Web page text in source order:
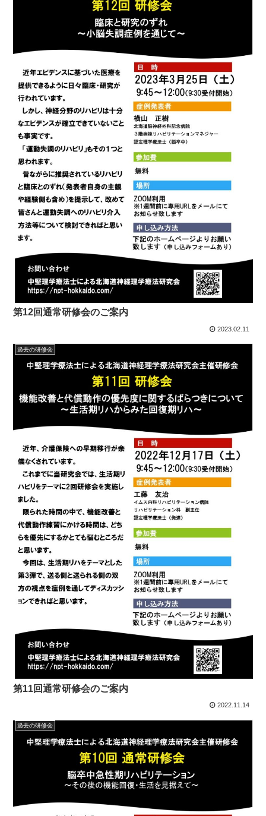
第12回通常研修会のご案内
2023.02.11
過去の研修会
第11回通常研修会のご案内
2022.11.14
過去の研修会